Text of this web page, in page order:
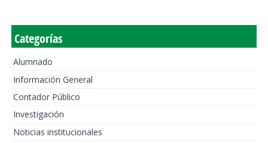
Categorías
Alumnado
Información General
Contador Público
Investigación
Noticias institucionales